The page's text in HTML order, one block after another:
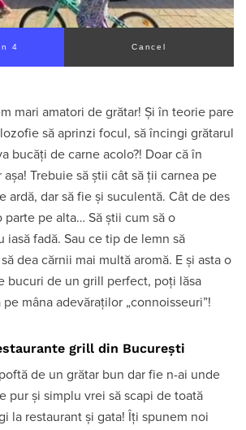
2 Cancel
mari amatori de grătar! Și în teorie pare
să aprinzi focul, să încingi grătarul
bucăți de carne acolo?! Doar că în
Trebuie să știi cât să ții carnea pe
ardă, dar să fie și suculentă. Cât de des
parte pe alta… Să știi cum să o
iasă fadă. Sau ce tip de lemn să
dea cărnii mai multă aromă. E și asta o
bucuri de un grill perfect, poți lăsa
mâna adevăraților „connoisseuri”!
grill din București
de un grătar bun dar fie n-ai unde
pur și simplu vrei să scapi de toată
la restaurant și gata! Îți spunem noi